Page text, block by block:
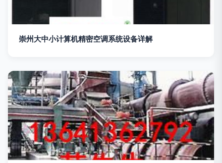
崇州大中小计算机精密空调系统设备详解